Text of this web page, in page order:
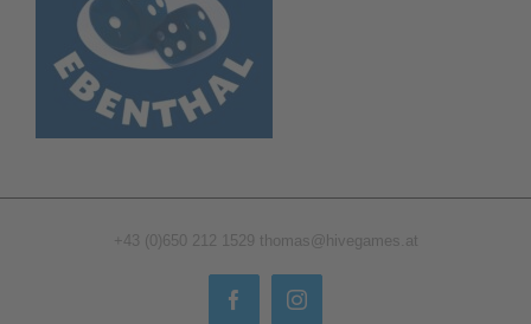
+43 (0)650 212 1529 thomas@hivegames.at
FacebookInstagram